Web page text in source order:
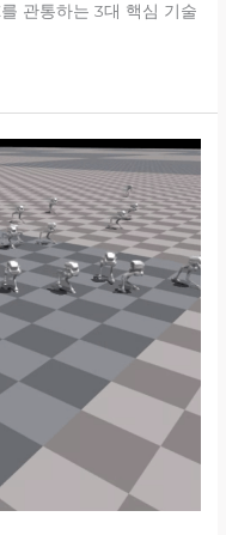
관통하는 3대 핵심 기술